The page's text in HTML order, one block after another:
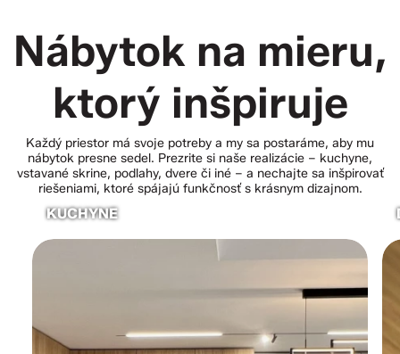
Nábytok na mieru,
ktorý inšpiruje
Každý priestor má svoje potreby a my sa postaráme, aby mu
nábytok presne sedel. Prezrite si naše realizácie – kuchyne,
vstavané skrine, podlahy, dvere či iné – a nechajte sa inšpirovať
riešeniami, ktoré spájajú funkčnosť s krásnym dizajnom.
KUCHYNE